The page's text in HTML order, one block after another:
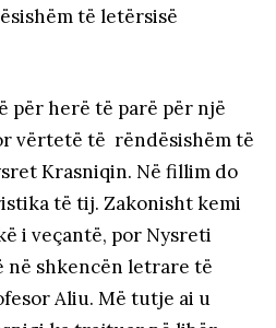
të letërsisë
për herë të parë për një
vërtetë të rëndësishëm të
Krasniqin. Në fillim do
të tij. Zakonisht kemi
i veçantë, por Nysreti
në shkencën letrare të
Aliu. Më tutje ai u